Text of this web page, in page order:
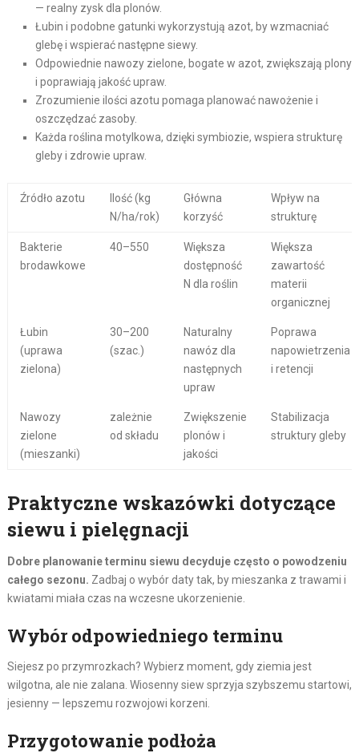
— realny zysk dla plonów.
Łubin i podobne gatunki wykorzystują azot, by wzmacniać
glebę i wspierać następne siewy.
Odpowiednie nawozy zielone, bogate w azot, zwiększają plony
i poprawiają jakość upraw.
Zrozumienie ilości azotu pomaga planować nawożenie i
oszczędzać zasoby.
Każda roślina motylkowa, dzięki symbiozie, wspiera strukturę
gleby i zdrowie upraw.
Źródło azotu
Ilość (kg
N/ha/rok)
Główna
korzyść
Wpływ na
strukturę
Bakterie
brodawkowe
40–550
Większa
dostępność
N dla roślin
Większa
zawartość
materii
organicznej
Łubin
(uprawa
zielona)
30–200
(szac.)
Naturalny
nawóz dla
następnych
upraw
Poprawa
napowietrzenia
i retencji
Nawozy
zielone
(mieszanki)
zależnie
od składu
Zwiększenie
plonów i
jakości
Stabilizacja
struktury gleby
Praktyczne wskazówki dotyczące
siewu i pielęgnacji
Dobre planowanie terminu siewu decyduje często o powodzeniu
całego sezonu. Zadbaj o wybór daty tak, by mieszanka z trawami i
kwiatami miała czas na wczesne ukorzenienie.
Wybór odpowiedniego terminu
Siejesz po przymrozkach? Wybierz moment, gdy ziemia jest
wilgotna, ale nie zalana. Wiosenny siew sprzyja szybszemu startowi,
jesienny — lepszemu rozwojowi korzeni.
Przygotowanie podłoża